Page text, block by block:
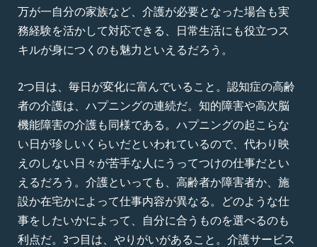
万が一自分の家族など、介護が必要となった場合も実
務経験を活かして対応できる、日常生活にも役立つス
キルが身につくのも魅力といえるだろう。
2つ目は、毎日が変化に富んでいること。認知症の高齢
者の介護は、ハプニングの連続だ。知的障害や高次脳
機能障害の介護も同様である。ハプニングの起こらな
い日が珍しいくらいだといわれているので、代わり映
えのしない日々が苦手な人にうってつけの仕事だとい
えるだろう。介護といっても、高齢者か障害者か、施
設か在宅かによって仕事内容が異なる。どのような仕
事をしたいかによって、自分に合うものを選べるのも
利点だ。3つ目は、やりがいがあること。介護サービス